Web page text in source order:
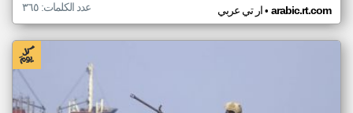
ار تي عربي• arabic.rt.com عدد الكلمات: ٣٦٥